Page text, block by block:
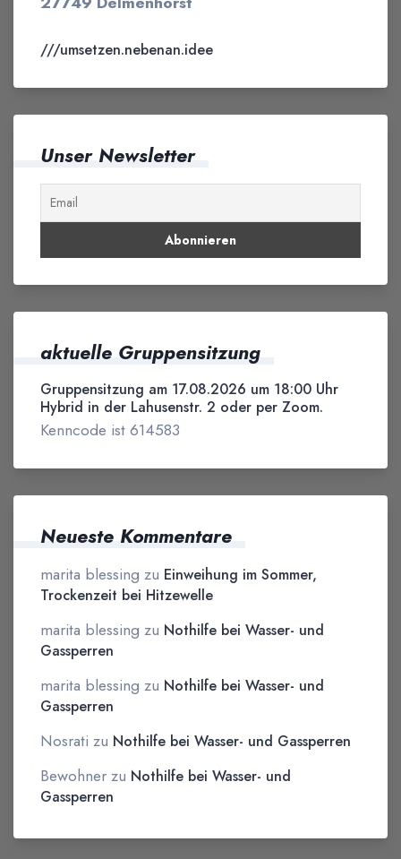
///umsetzen.nebenan.idee
Unser Newsletter
aktuelle Gruppensitzung
Gruppensitzung am 17.08.2026 um 18:00 Uhr
Hybrid in der Lahusenstr. 2 oder per Zoom.
Kenncode ist 614583
Neueste Kommentare
marita blessing zu Einweihung im Sommer,
Trockenzeit bei Hitzewelle
marita blessing zu Nothilfe bei Wasser- und
Gassperren
marita blessing zu Nothilfe bei Wasser- und
Gassperren
Nosrati zu Nothilfe bei Wasser- und Gassperren
Bewohnerzu Nothilfe bei Wasser- und
Gassperren